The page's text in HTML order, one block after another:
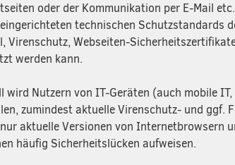
oder der Kommunikation per E-Mail
technischen Schutzstandards
Virenschutz, Webseiten-
werden kann.
wird Nutzern von IT-Geräten (auch mobile
zumindest aktuelle Virenschutz- und ggf.
aktuelle Versionen von Internetbrowsern
häufig Sicherheitslücken aufweisen.